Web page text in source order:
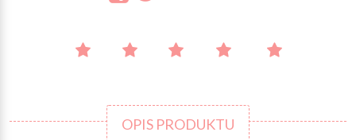
OPIS PRODUKTU